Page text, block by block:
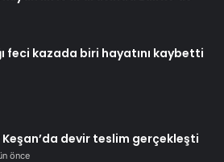
feci kazada biri hayatını kaybetti
Keşan’da devir teslim gerçekleşti
önce